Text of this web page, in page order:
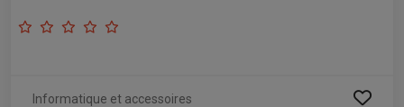
Informatique et accessoires